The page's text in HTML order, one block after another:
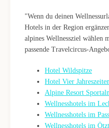
"Wenn du deinen
Hotels in der Region
alpines Wellnessziel wählen
passende Travelcircus-
Hotel Wildspitze
Hotel Vier
Alpine Resort
Wellnesshotels im
Wellnesshotels im
Wellnesshotels im